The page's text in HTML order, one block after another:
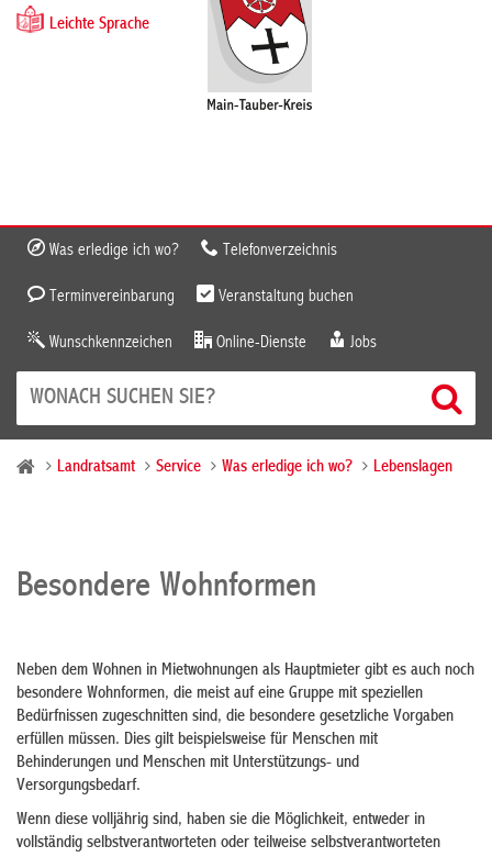
Leichte Sprache
Was erledige ich wo? Telefonverzeichnis
Terminvereinbarung Veranstaltung buchen
Wunschkennzeichen Online-Dienste Jobs
Landratsamt Service Was erledige ich wo? Lebenslagen
Besondere Wohnformen
Neben dem Wohnen in Mietwohnungen als Hauptmieter gibt es auch noch
besondere Wohnformen, die meist auf eine Gruppe mit speziellen
Bedürfnissen zugeschnitten sind, die besondere gesetzliche Vorgaben
erfüllen müssen. Dies gilt beispielsweise für Menschen mit
Behinderungen und Menschen mit Unterstützungs- und
Versorgungsbedarf.
Wenn diese volljährig sind, haben sie die Möglichkeit, entweder in
vollständig selbstverantworteten oder teilweise selbstverantworteten